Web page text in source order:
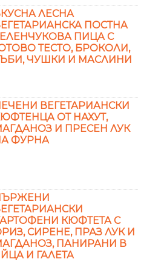
ЛЕСНА
ПОСТНА
ПИЦА С
ТЕСТО, БРОКОЛИ,
ЧУШКИ И МАСЛИНИ
ВЕГЕТАРИАНСКИ
ОТ НАХУТ,
И ПРЕСЕН ЛУК
ФУРНА
КЮФТЕТА С
СИРЕНЕ, ПРАЗ ЛУК И
ПАНИРАНИ В
И ГАЛЕТА